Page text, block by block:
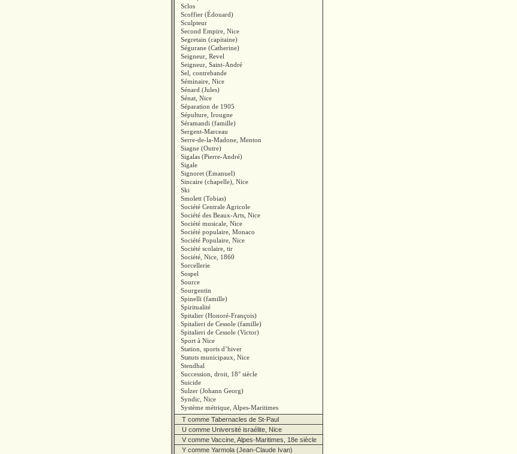
Sclos
Scoffier (Édouard)
Sculpteur
Second Empire, Nice
Segretain (capitaine)
Ségurane (Catherine)
Seigneur, Revel
Seigneur, Saint-André
Sel, contrebande
Séminaire, Nice
Sénard (Jules)
Sénat, Nice
Séparation de 1905
Sépulture, Irougne
Séramandi (famille)
Sergent-Marceau
Serre-de-la-Madone, Menton
Siagne (Outre)
Sigalas (Pierre-André)
Sigale
Signoret (Emanuel)
Sincaire (chapelle), Nice
Ski
Smolett (Tobias)
Société Centrale Agricole
Société des Beaux-Arts, Nice
Société musicale, Nice
Société populaire, Monaco
Société Populaire, Nice
Société scolaire, tir
Société, Nice, 1860
Sorcellerie
Sospel
Source
Sourgentin
Spinelli (famille)
Spiritualité
Spitalier (Honoré-François)
Spitalieri de Cessole (famille)
Spitalieri de Cessole (Victor)
Sport à Nice
Station, sports d’hiver
Statuts municipaux, Nice
Stendhal
Succession, droit, 18° siècle
Suicide
Sulzer (Johann Georg)
Syndic, Nice
Système métrique, Alpes-Maritimes
T comme Tabernacles de St-Paul
U comme Université israélite, Nice
V comme Vaccine, Alpes-Maritimes, 18e siècle
Y comme Yarmola (Jean-Claude Ivan)